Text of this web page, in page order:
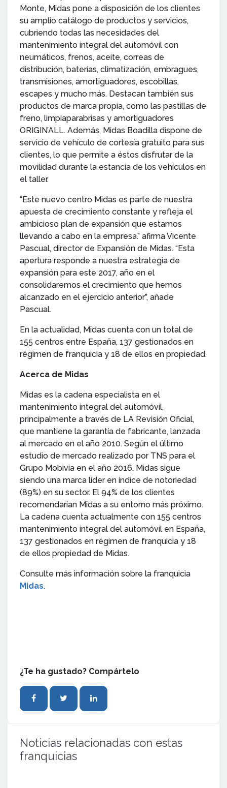
Monte, Midas pone a disposición de los clientes
su amplio catálogo de productos y servicios,
cubriendo todas las necesidades del
mantenimiento integral del automóvil con
neumáticos, frenos, aceite, correas de
distribución, baterías, climatización, embragues,
transmisiones, amortiguadores, escobillas,
escapes y mucho más. Destacan también sus
productos de marca propia, como las pastillas de
freno, limpiaparabrisas y amortiguadores
ORIGIN’ALL. Además, Midas Boadilla dispone de
servicio de vehículo de cortesía gratuito para sus
clientes, lo que permite a éstos disfrutar de la
movilidad durante la estancia de los vehículos en
el taller.
“Este nuevo centro Midas es parte de nuestra
apuesta de crecimiento constante y refleja el
ambicioso plan de expansión que estamos
llevando a cabo en la empresa.” afirma Vicente
Pascual, director de Expansión de Midas. “Esta
apertura responde a nuestra estrategia de
expansión para este 2017, año en el
consolidaremos el crecimiento que hemos
alcanzado en el ejercicio anterior”, añade
Pascual.
En la actualidad, Midas cuenta con un total de
155 centros entre España, 137 gestionados en
régimen de franquicia y 18 de ellos en propiedad.
Acerca de Midas
Midas es la cadena especialista en el
mantenimiento integral del automóvil,
principalmente a través de LA Revisión Oficial,
que mantiene la garantía de fabricante, lanzada
al mercado en el año 2010. Según el último
estudio de mercado realizado por TNS para el
Grupo Mobivia en el año 2016, Midas sigue
siendo una marca líder en índice de notoriedad
(89%) en su sector. El 94% de los clientes
recomendarían Midas a su entorno más próximo.
La cadena cuenta actualmente con 155 centros
mantenimiento integral del automóvil en España,
137 gestionados en régimen de franquicia y 18
de ellos propiedad de Midas.
Consulte más información sobre la franquicia
Midas.
¿Te ha gustado? Compártelo
Noticias relacionadas con estas
franquicias